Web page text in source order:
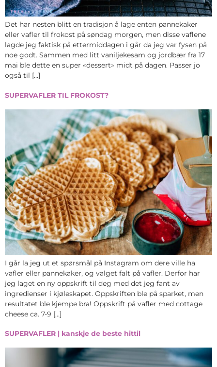
Det har nesten blitt en tradisjon å lage enten pannekaker
eller vafler til frokost på søndag morgen, men disse vaflene
lagde jeg faktisk på ettermiddagen i går da jeg var fysen på
noe godt. Sammen med litt vaniljekesam og jordbær fra 17
mai ble dette en super «dessert» midt på dagen. Passer jo
også til […]
SUPERVAFLER TIL FROKOST?
I går la jeg ut et spørsmål på Instagram om dere ville ha
vafler eller pannekaker, og valget falt på vafler. Derfor har
jeg laget en ny oppskrift til deg med det jeg fant av
ingredienser i kjøleskapet. Oppskriften ble på sparket, men
resultatet ble kjempe bra! Oppskrift på vafler med cottage
cheese ca. 7-9 […]
SUPERVAFLER | kanskje de beste hittil